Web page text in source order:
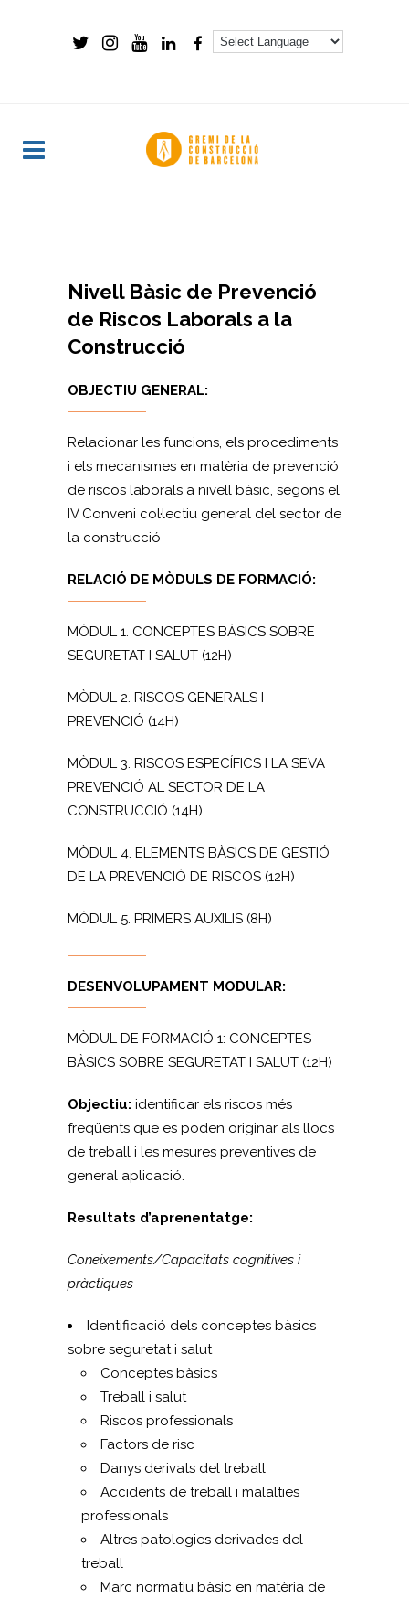
Nivell Bàsic de Prevenció
de Riscos Laborals a la
Construcció
OBJECTIU GENERAL:
Relacionar les funcions, els procediments
i els mecanismes en matèria de prevenció
de riscos laborals a nivell bàsic, segons el
IV Conveni col·lectiu general del sector de
la construcció
RELACIÓ DE MÒDULS DE FORMACIÓ:
MÒDUL 1. CONCEPTES BÀSICS SOBRE
SEGURETAT I SALUT (12H)
MÒDUL 2. RISCOS GENERALS I
PREVENCIÓ (14H)
MÒDUL 3. RISCOS ESPECÍFICS I LA SEVA
PREVENCIÓ AL SECTOR DE LA
CONSTRUCCIÓ (14H)
MÒDUL 4. ELEMENTS BÀSICS DE GESTIÓ
DE LA PREVENCIÓ DE RISCOS (12H)
MÒDUL 5. PRIMERS AUXILIS (8H)
DESENVOLUPAMENT MODULAR:
MÒDUL DE FORMACIÓ 1: CONCEPTES
BÀSICS SOBRE SEGURETAT I SALUT (12H)
Objectiu: identificar els riscos més
freqüents que es poden originar als llocs
de treball i les mesures preventives de
general aplicació.
Resultats d’aprenentatge:
Coneixements/Capacitats cognitives i
pràctiques
Identificació dels conceptes bàsics
sobre seguretat i salut
Conceptes bàsics
Treball i salut
Riscos professionals
Factors de risc
Danys derivats del treball
Accidents de treball i malalties
professionals
Altres patologies derivades del
treball
Marc normatiu bàsic en matèria de